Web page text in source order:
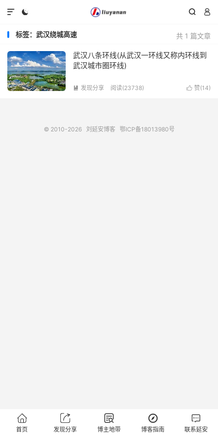
  

共 1 篇文章
标签：武汉绕城高速
武汉八条环线(从武汉一环线又称内环线到
武汉城市圈环线)
 赞(14)
 发现分享 阅读(23738)
© 2010-2026 刘延安博客 鄂ICP备18013980号

首页

发现分享

博主地带

博客指南

联系延安